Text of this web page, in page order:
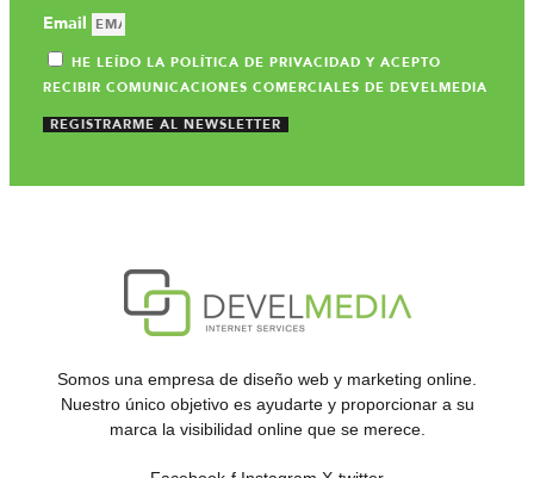
Email
HE LEÍDO LA POLÍTICA DE PRIVACIDAD Y ACEPTO
RECIBIR COMUNICACIONES COMERCIALES DE DEVELMEDIA
REGISTRARME AL NEWSLETTER
Somos una empresa de diseño web y marketing online.
Nuestro único objetivo es ayudarte y proporcionar a su
marca la visibilidad online que se merece.